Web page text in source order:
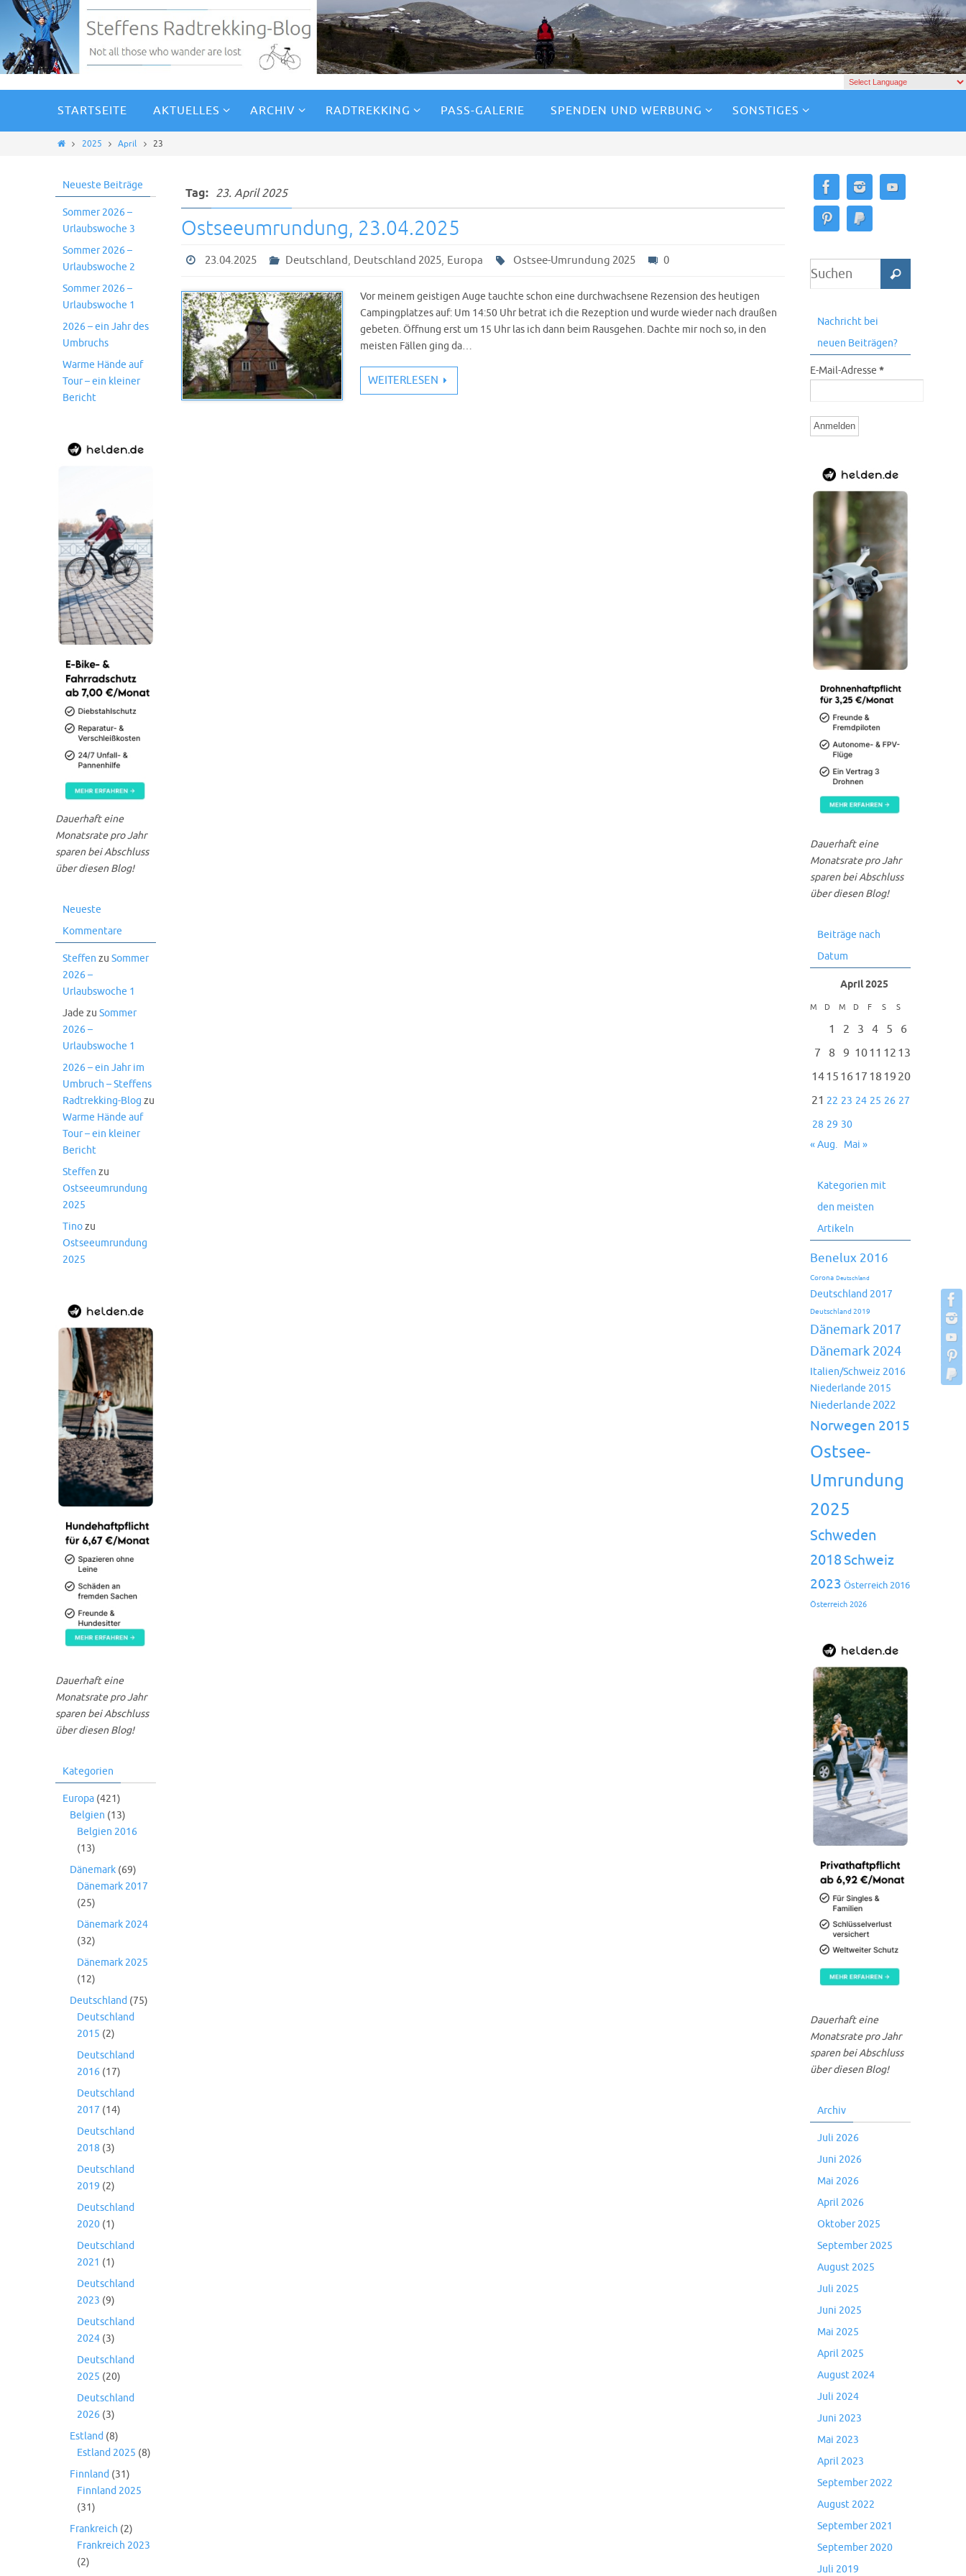
STARTSEITE AKTUELLES ARCHIV RADTREKKING PASS-GALERIE SPENDEN UND WERBUNG SONSTIGES
2025 April 23
Tag: 23. April 2025
Ostseeumrundung, 23.04.2025
23.04.2025 Deutschland, Deutschland 2025, Europa Ostsee-Umrundung 2025 0
Vor meinem geistigen Auge tauchte schon eine durchwachsene Rezension des heutigen
Campingplatzes auf: Um 14:50 Uhr betrat ich die Rezeption und wurde wieder nach draußen
gebeten. Öffnung erst um 15 Uhr las ich dann beim Rausgehen. Dachte mir noch so, in den
meisten Fällen ging da…
WEITERLESEN
Neueste Beiträge
Sommer 2026 –
Urlaubswoche 3
Sommer 2026 –
Urlaubswoche 2
Sommer 2026 –
Urlaubswoche 1
2026 – ein Jahr des
Umbruchs
Warme Hände auf
Tour – ein kleiner
Bericht
Dauerhaft eine
Monatsrate pro Jahr
sparen bei Abschluss
über diesen Blog!
Neueste
Kommentare
Steffen zu Sommer
2026 –
Urlaubswoche 1
Jade zu Sommer
2026 –
Urlaubswoche 1
2026 – ein Jahr im
Umbruch – Steffens
Radtrekking-Blog zu
Warme Hände auf
Tour – ein kleiner
Bericht
Steffen zu
Ostseeumrundung
2025
Tinozu
Ostseeumrundung
2025
Dauerhaft eine
Monatsrate pro Jahr
sparen bei Abschluss
über diesen Blog!
Kategorien
Europa (421)
Belgien (13)
Belgien 2016
(13)
Dänemark (69)
Dänemark 2017
(25)
Dänemark 2024
(32)
Dänemark 2025
(12)
Deutschland (75)
Deutschland
2015 (2)
Deutschland
2016 (17)
Deutschland
2017 (14)
Deutschland
2018 (3)
Deutschland
2019 (2)
Deutschland
2020 (1)
Deutschland
2021 (1)
Deutschland
2023 (9)
Deutschland
2024 (3)
Deutschland
2025 (20)
Deutschland
2026 (3)
Estland (8)
Estland 2025 (8)
Finnland (31)
Finnland 2025
(31)
Frankreich (2)
Frankreich 2023
(2)
Nachricht bei
neuen Beiträgen?
E-Mail-Adresse *
Dauerhaft eine
Monatsrate pro Jahr
sparen bei Abschluss
über diesen Blog!
Beiträge nach
Datum
April 2025
M D M D F S S
1 2 3 4 5
6
7
8 9 1011 12 13
1415 1617 18 19 20
21 22 23 24 25 26 27
28 29 30
« Aug. Mai »
Kategorien mit
den meisten
Artikeln
Benelux 2016
Corona Deutschland
Deutschland 2017
Deutschland 2019
Dänemark 2017
Dänemark 2024
Italien/Schweiz 2016
Niederlande 2015
Niederlande 2022
Norwegen 2015
Ostsee-
Umrundung
2025
Schweden
2018Schweiz
2023 Österreich 2016
Österreich 2026
Dauerhaft eine
Monatsrate pro Jahr
sparen bei Abschluss
über diesen Blog!
Archiv
Juli 2026
Juni 2026
Mai 2026
April 2026
Oktober 2025
September 2025
August 2025
Juli 2025
Juni 2025
Mai 2025
April 2025
August 2024
Juli 2024
Juni 2023
Mai 2023
April 2023
September 2022
August 2022
September 2021
September 2020
Juli 2019